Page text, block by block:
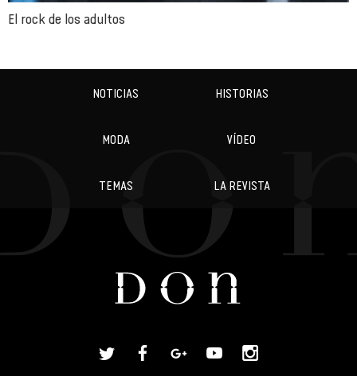
El rock de los adultos
NOTICIAS HISTORIAS
MODA VÍDEO
TEMAS LA REVISTA